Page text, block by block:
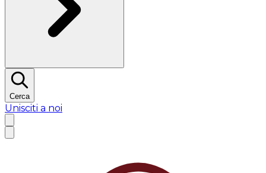
Cerca
Unisciti a noi